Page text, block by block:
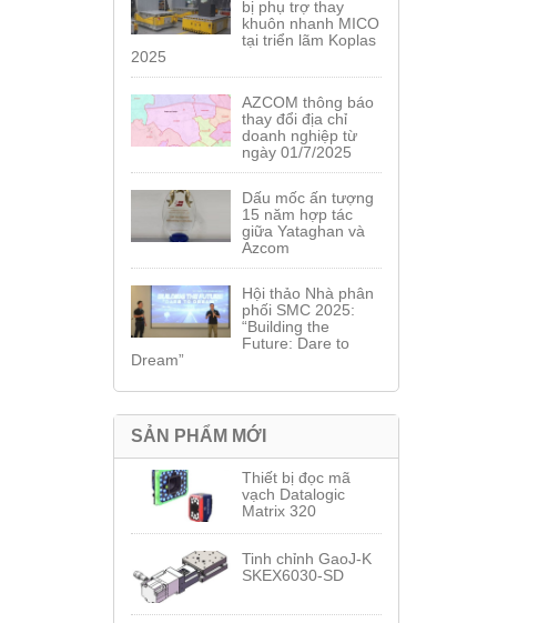
bị phụ trợ thay
khuôn nhanh MICO
tại triển lãm Koplas
2025
AZCOM thông báo
thay đổi địa chỉ
doanh nghiệp từ
ngày 01/7/2025
Dấu mốc ấn tượng
15 năm hợp tác
giữa Yataghan và
Azcom
Hội thảo Nhà phân
phối SMC 2025:
“Building the
Future: Dare to
Dream”
SẢN PHẨM MỚI
Thiết bị đọc mã
vạch Datalogic
Matrix 320
Tinh chỉnh GaoJ-K
SKEX6030-SD